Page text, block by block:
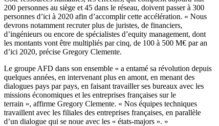
200 personnes au siège et 45 dans le réseau, doivent passer à 300
personnes d’ici à 2020 afin d’accomplir cette accélération. « Nous
devrons notamment recruter plus de juristes, de financiers,
d’ingénieurs ou encore de spécialistes d’equity management, dont
les montants vont être multipliés par cinq, de 100 à 500 M€ par an
d’ici 2020, précise Gregory Clemente.
Le groupe AFD dans son ensemble « a entamé sa révolution depuis
quelques années, en intervenant plus en amont, en menant des
dialogues pays par pays, en faisant travailler ses bureaux avec les
missions économiques et les entreprises françaises sur le
terrain », affirme Gregory Clemente. « Nos équipes techniques
travaillent avec les filiales des entreprises françaises, en parallèle
d’un dialogue qui se noue avec les « états-majors ». »